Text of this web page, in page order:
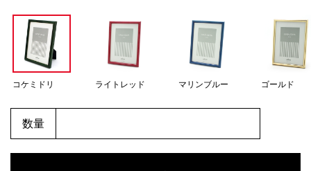
コケミドリ ライトレッド マリンブルー ゴールド
数量